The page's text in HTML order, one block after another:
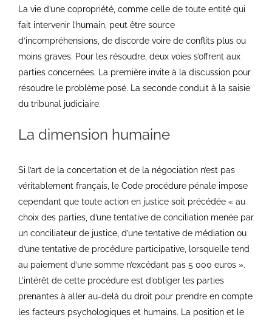
La vie d’une copropriété, comme celle de toute entité qui
fait intervenir l’humain, peut être source
d’incompréhensions, de discorde voire de conflits plus ou
moins graves. Pour les résoudre, deux voies s’offrent aux
parties concernées. La première invite à la discussion pour
résoudre le problème posé. La seconde conduit à la saisie
du tribunal judiciaire.
La dimension humaine
Si l’art de la concertation et de la négociation n’est pas
véritablement français, le Code procédure pénale impose
cependant que toute action en justice soit précédée « au
choix des parties, d’une tentative de conciliation menée par
un conciliateur de justice, d’une tentative de médiation ou
d’une tentative de procédure participative, lorsqu’elle tend
au paiement d’une somme n’excédant pas 5 000 euros ».
L’intérêt de cette procédure est d’obliger les parties
prenantes à aller au-delà du droit pour prendre en compte
les facteurs psychologiques et humains. La position et le